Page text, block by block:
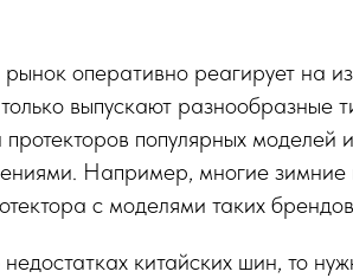
оперативно реагирует на
выпускают разнообразные
популярных моделей
Например, многие
с моделями таких
китайских шин, то